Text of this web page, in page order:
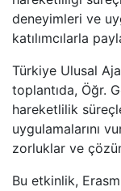
deneyimleri ve
katılımcılarla
Türkiye Ulusal
toplantıda, Öğr.
hareketlilik
uygulamalarını
zorluklar ve
Bu etkinlik,